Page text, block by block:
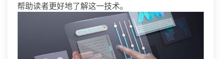
帮助读者更好地了解这一技术。